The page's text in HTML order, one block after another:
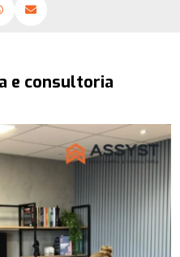
E CONSULTORIA
e consultoria